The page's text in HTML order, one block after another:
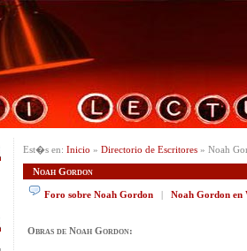
Est�s en: Inicio » Directorio de Escritores » Noah
Noah Gordon
Foro sobre Noah Gordon | Noah Gordon en
Obras de Noah Gordon: